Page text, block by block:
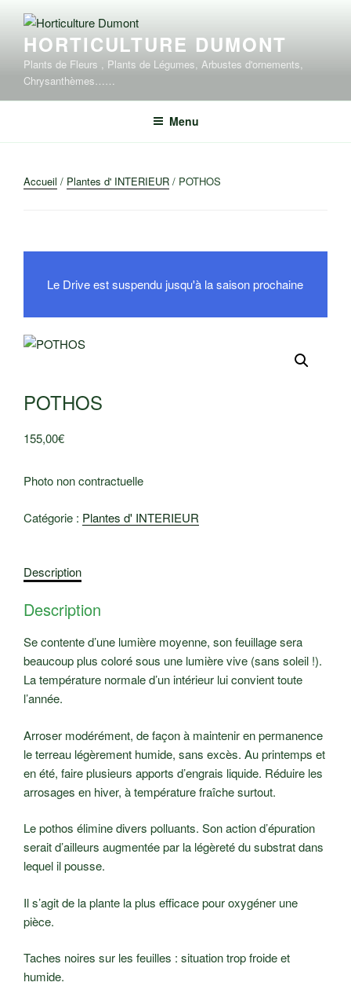
contenu
principal
HORTICULTURE DUMONT
Plants de Fleurs , Plants de Légumes, Arbustes d'ornements,
Chrysanthèmes……
Menu
Accueil / Plantes d' INTERIEUR / POTHOS
Le Drive est suspendu jusqu'à la saison prochaine
POTHOS
155,00€
Photo non contractuelle
Catégorie : Plantes d' INTERIEUR
Description
Description
Se contente d’une lumière moyenne, son feuillage sera
beaucoup plus coloré sous une lumière vive (sans soleil !).
La température normale d’un intérieur lui convient toute
l’année.
Arroser modérément, de façon à maintenir en permanence
le terreau légèrement humide, sans excès. Au printemps et
en été, faire plusieurs apports d’engrais liquide. Réduire les
arrosages en hiver, à température fraîche surtout.
Le pothos élimine divers polluants. Son action d’épuration
serait d’ailleurs augmentée par la légèreté du substrat dans
lequel il pousse.
Il s’agit de la plante la plus efficace pour oxygéner une
pièce.
Taches noires sur les feuilles : situation trop froide et
humide.